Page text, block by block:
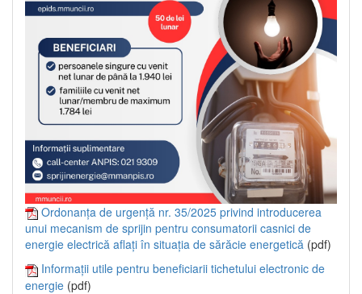
Ordonanța de urgență nr. 35/2025 privind introducerea
unui mecanism de sprijin pentru consumatorii casnici de
energie electrică aflați în situația de sărăcie energetică (pdf)
Informații utile pentru beneficiarii tichetului electronic de
energie (pdf)